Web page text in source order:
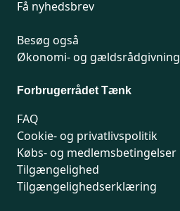
Få nyhedsbrev
Besøg også
Økonomi- og gældsrådgivning
Forbrugerrådet Tænk
FAQ
Cookie- og privatlivspolitik
Købs- og medlemsbetingelser
Tilgængelighed
Tilgængelighedserklæring